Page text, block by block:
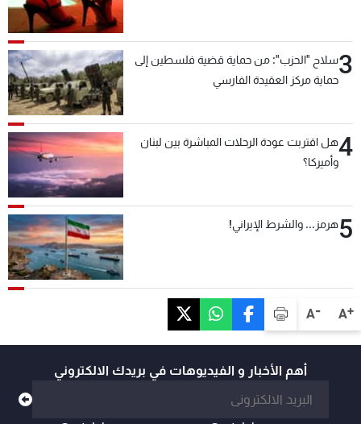
A+
A-
3سلاح "الحزب": من حماية قضية فلسطين إلى
حماية مركز العقيدة الفارسي
4هل اقتربت عودة الرحلات المباشرة بين لبنان
وأميركا؟
5هرمز... والشرط الإيراني!
أهم الأخبار و الفيديوهات في بريدك الالكتروني